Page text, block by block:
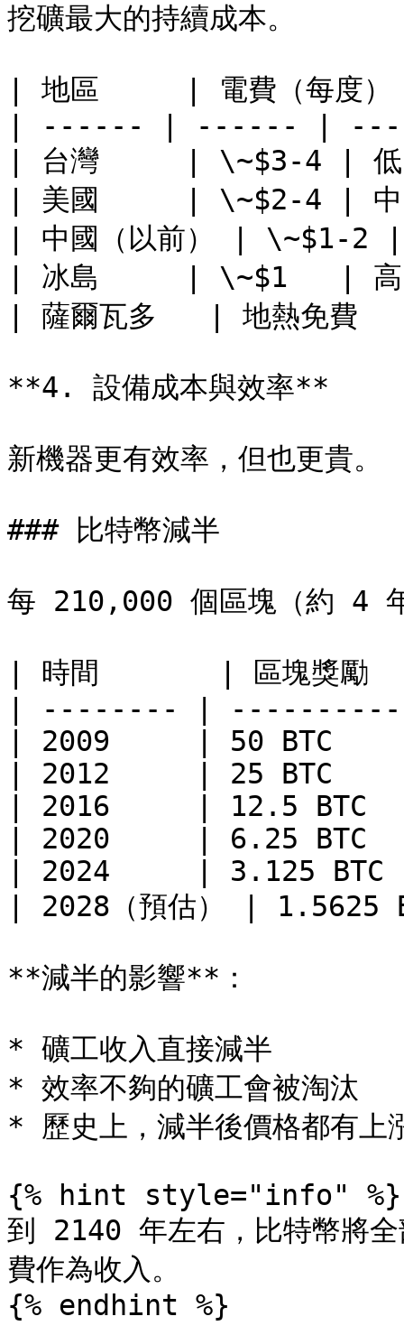
挖礦最大的持續成本。
| 地區     | 電費（每度
| ------ | ------ |
| 台灣     | \~$3-4 |
| 美國     | \~$2-4 |
| 中國（以前） | \~$1-
| 冰島     | \~$1   |
| 薩爾瓦多   | 地熱免
**4. 設備成本與效率**
新機器更有效率，但也更貴。
### 比特幣減半
每 210,000 個區塊（約 4
| 時間       | 區塊獎
| -------- |
| 2009     | 50 BTC
| 2012     | 25 BTC
| 2016     | 12.5 BTC
| 2020     | 6.25 BTC
| 2024     | 3.125
| 2028（預估） | 1.5625
**減半的影響**：
* 礦工收入直接減半
* 效率不夠的礦工會被淘汰
* 歷史上，減半後價格都有上
{% hint style="info" %}
到 2140 年左右，比特幣將全
費作為收入。
{% endhint %}